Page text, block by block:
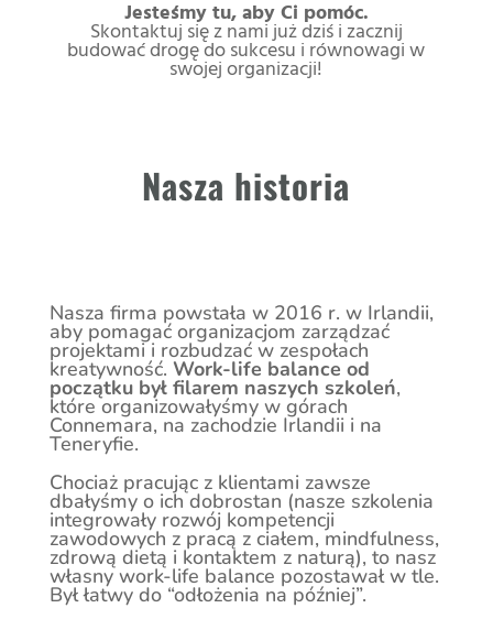
Jesteśmy tu, aby Ci pomóc.
Skontaktuj się z nami już dziś i zacznij
budować drogę do sukcesu i równowagi w
swojej organizacji!
Nasza historia
Nasza firma powstała w 2016 r. w Irlandii,
aby pomagać organizacjom zarządzać
projektami i rozbudzać w zespołach
kreatywność. Work-life balance od
początku był filarem naszych szkoleń,
które organizowałyśmy w górach
Connemara, na zachodzie Irlandii i na
Teneryfie.
Chociaż pracując z klientami zawsze
dbałyśmy o ich dobrostan (nasze szkolenia
integrowały rozwój kompetencji
zawodowych z pracą z ciałem, mindfulness,
zdrową dietą i kontaktem z naturą), to nasz
własny work-life balance pozostawał w tle.
Był łatwy do “odłożenia na później”.